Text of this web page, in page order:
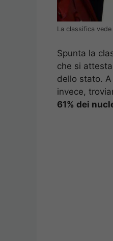
La classifica
Spunta la
che si
dello stato.
invece,
61% dei